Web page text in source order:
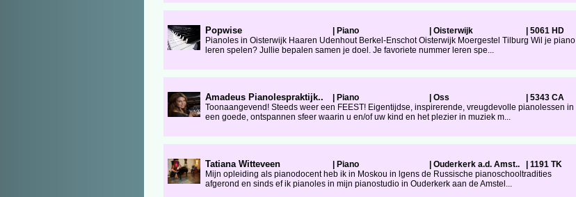
Popwise Piano Oisterwijk
5061 HD
Pianoles in Oisterwijk Haaren Udenhout Berkel-Enschot Oisterwijk Moergestel Tilburg Wil je piano
leren spelen? Jullie bepalen samen je doel. Je favoriete nummer leren spe...
Amadeus Pianolespraktijk.. Piano Oss
5343 CA
Toonaangevend! Steeds weer een FEEST! Eigentijdse, inspirerende, vreugdevolle pianolessen in
een goede, ontspannen sfeer waarin u en/of uw kind en het plezier in muziek m...
Tatiana Witteveen Piano Ouderkerk a.d. Amst..
1191 TK
Mijn opleiding als pianodocent heb ik in Moskou in lgens de Russische pianoschooltradities
afgerond en sinds ef ik pianoles in mijn pianostudio in Ouderkerk aan de Amstel...